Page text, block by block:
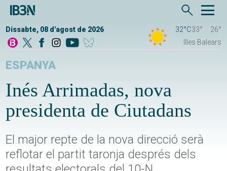
Dissabte, 08 d'agost de 2026 32°C33°
26°
Illes Balears
ESPANYA
Inés Arrimadas, nova
presidenta de Ciutadans
El major repte de la nova direcció serà
reflotar el partit taronja després dels